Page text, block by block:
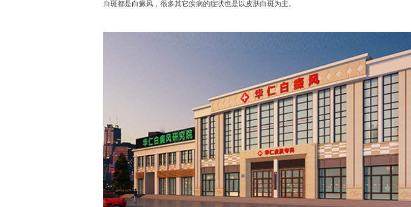
白斑都是白癜风，很多其它疾病的症状也是以皮肤白斑为主。